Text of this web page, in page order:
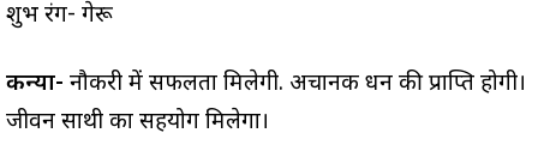
शुभ रंग- गेरू
कन्या- नौकरी में सफलता मिलेगी. अचानक धन की प्राप्ति होगी।
जीवन साथी का सहयोग मिलेगा।